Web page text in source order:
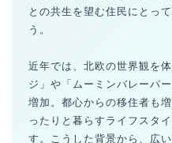
との共生を望む住民にとっ
う。
近年では、北欧の世界観を
ジ」や「ムーミンバレーパ
増加。都心からの移住者も
ったりと暮らすライフスタ
す。こうした背景から、広